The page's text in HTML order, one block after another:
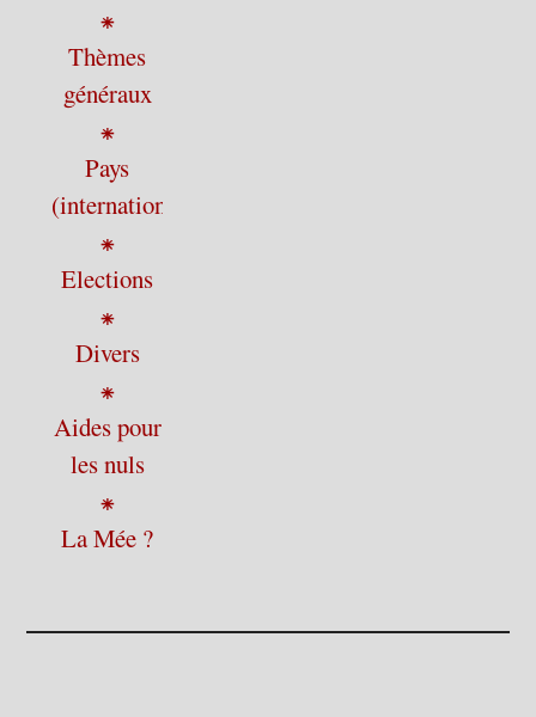
⁕
Thèmes
généraux
⁕
Pays
(international)
⁕
Elections
⁕
Divers
⁕
Aides pour
les nuls
⁕
La Mée ?